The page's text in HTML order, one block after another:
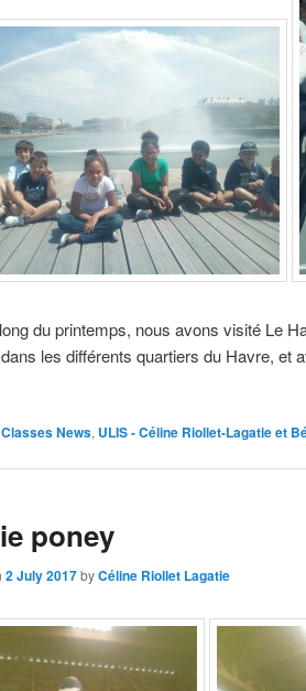
du printemps, nous avons visité Le
les différents quartiers du Havre, et
Classes News, ULIS - Céline Riollet-Lagatie et
poney
2 July 2017byCéline Riollet Lagatie